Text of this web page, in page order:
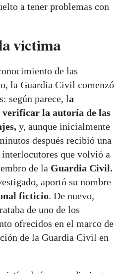
a tener problemas con
víctima
de las
la Guardia Civil comenzó
según parece, la
verificar la autoría de las
y, aunque inicialmente
después recibió una
que volvió a
de la Guardia Civil.
aportó su nombre
ficticio. De nuevo,
de uno de los
ofrecidos en el marco de
de la Guardia Civil en